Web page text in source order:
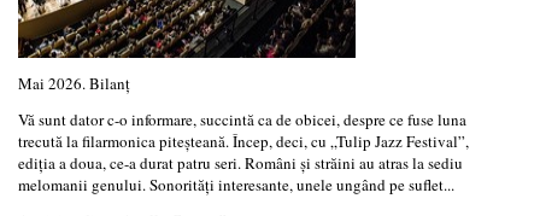
Mai 2026. Bilanț
Vă sunt dator c-o informare, succintă ca de obicei, despre ce fuse luna
trecută la filarmonica piteșteană. Încep, deci, cu „Tulip Jazz Festival”,
ediția a doua, ce-a durat patru seri. Români și străini au atras la sediu
melomanii genului. Sonorități interesante, unele ungând pe suflet...